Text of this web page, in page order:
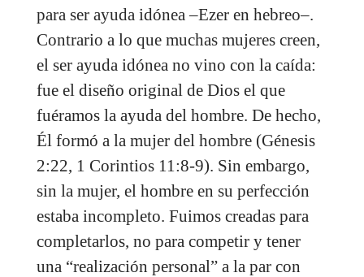
para ser ayuda idónea –Ezer en hebreo–.
Contrario a lo que muchas mujeres creen,
el ser ayuda idónea no vino con la caída:
fue el diseño original de Dios el que
fuéramos la ayuda del hombre. De hecho,
Él formó a la mujer del hombre (Génesis
2:22, 1 Corintios 11:8-9). Sin embargo,
sin la mujer, el hombre en su perfección
estaba incompleto. Fuimos creadas para
completarlos, no para competir y tener
una “realización personal” a la par con